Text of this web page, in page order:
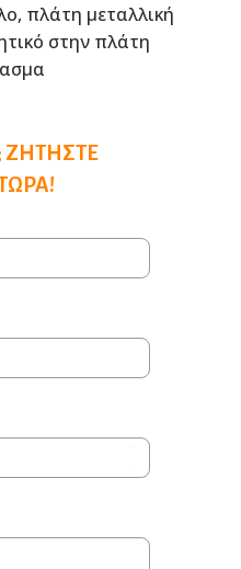
πλάτη μεταλλική
στην πλάτη
ΖΗΤΉΣΤΕ